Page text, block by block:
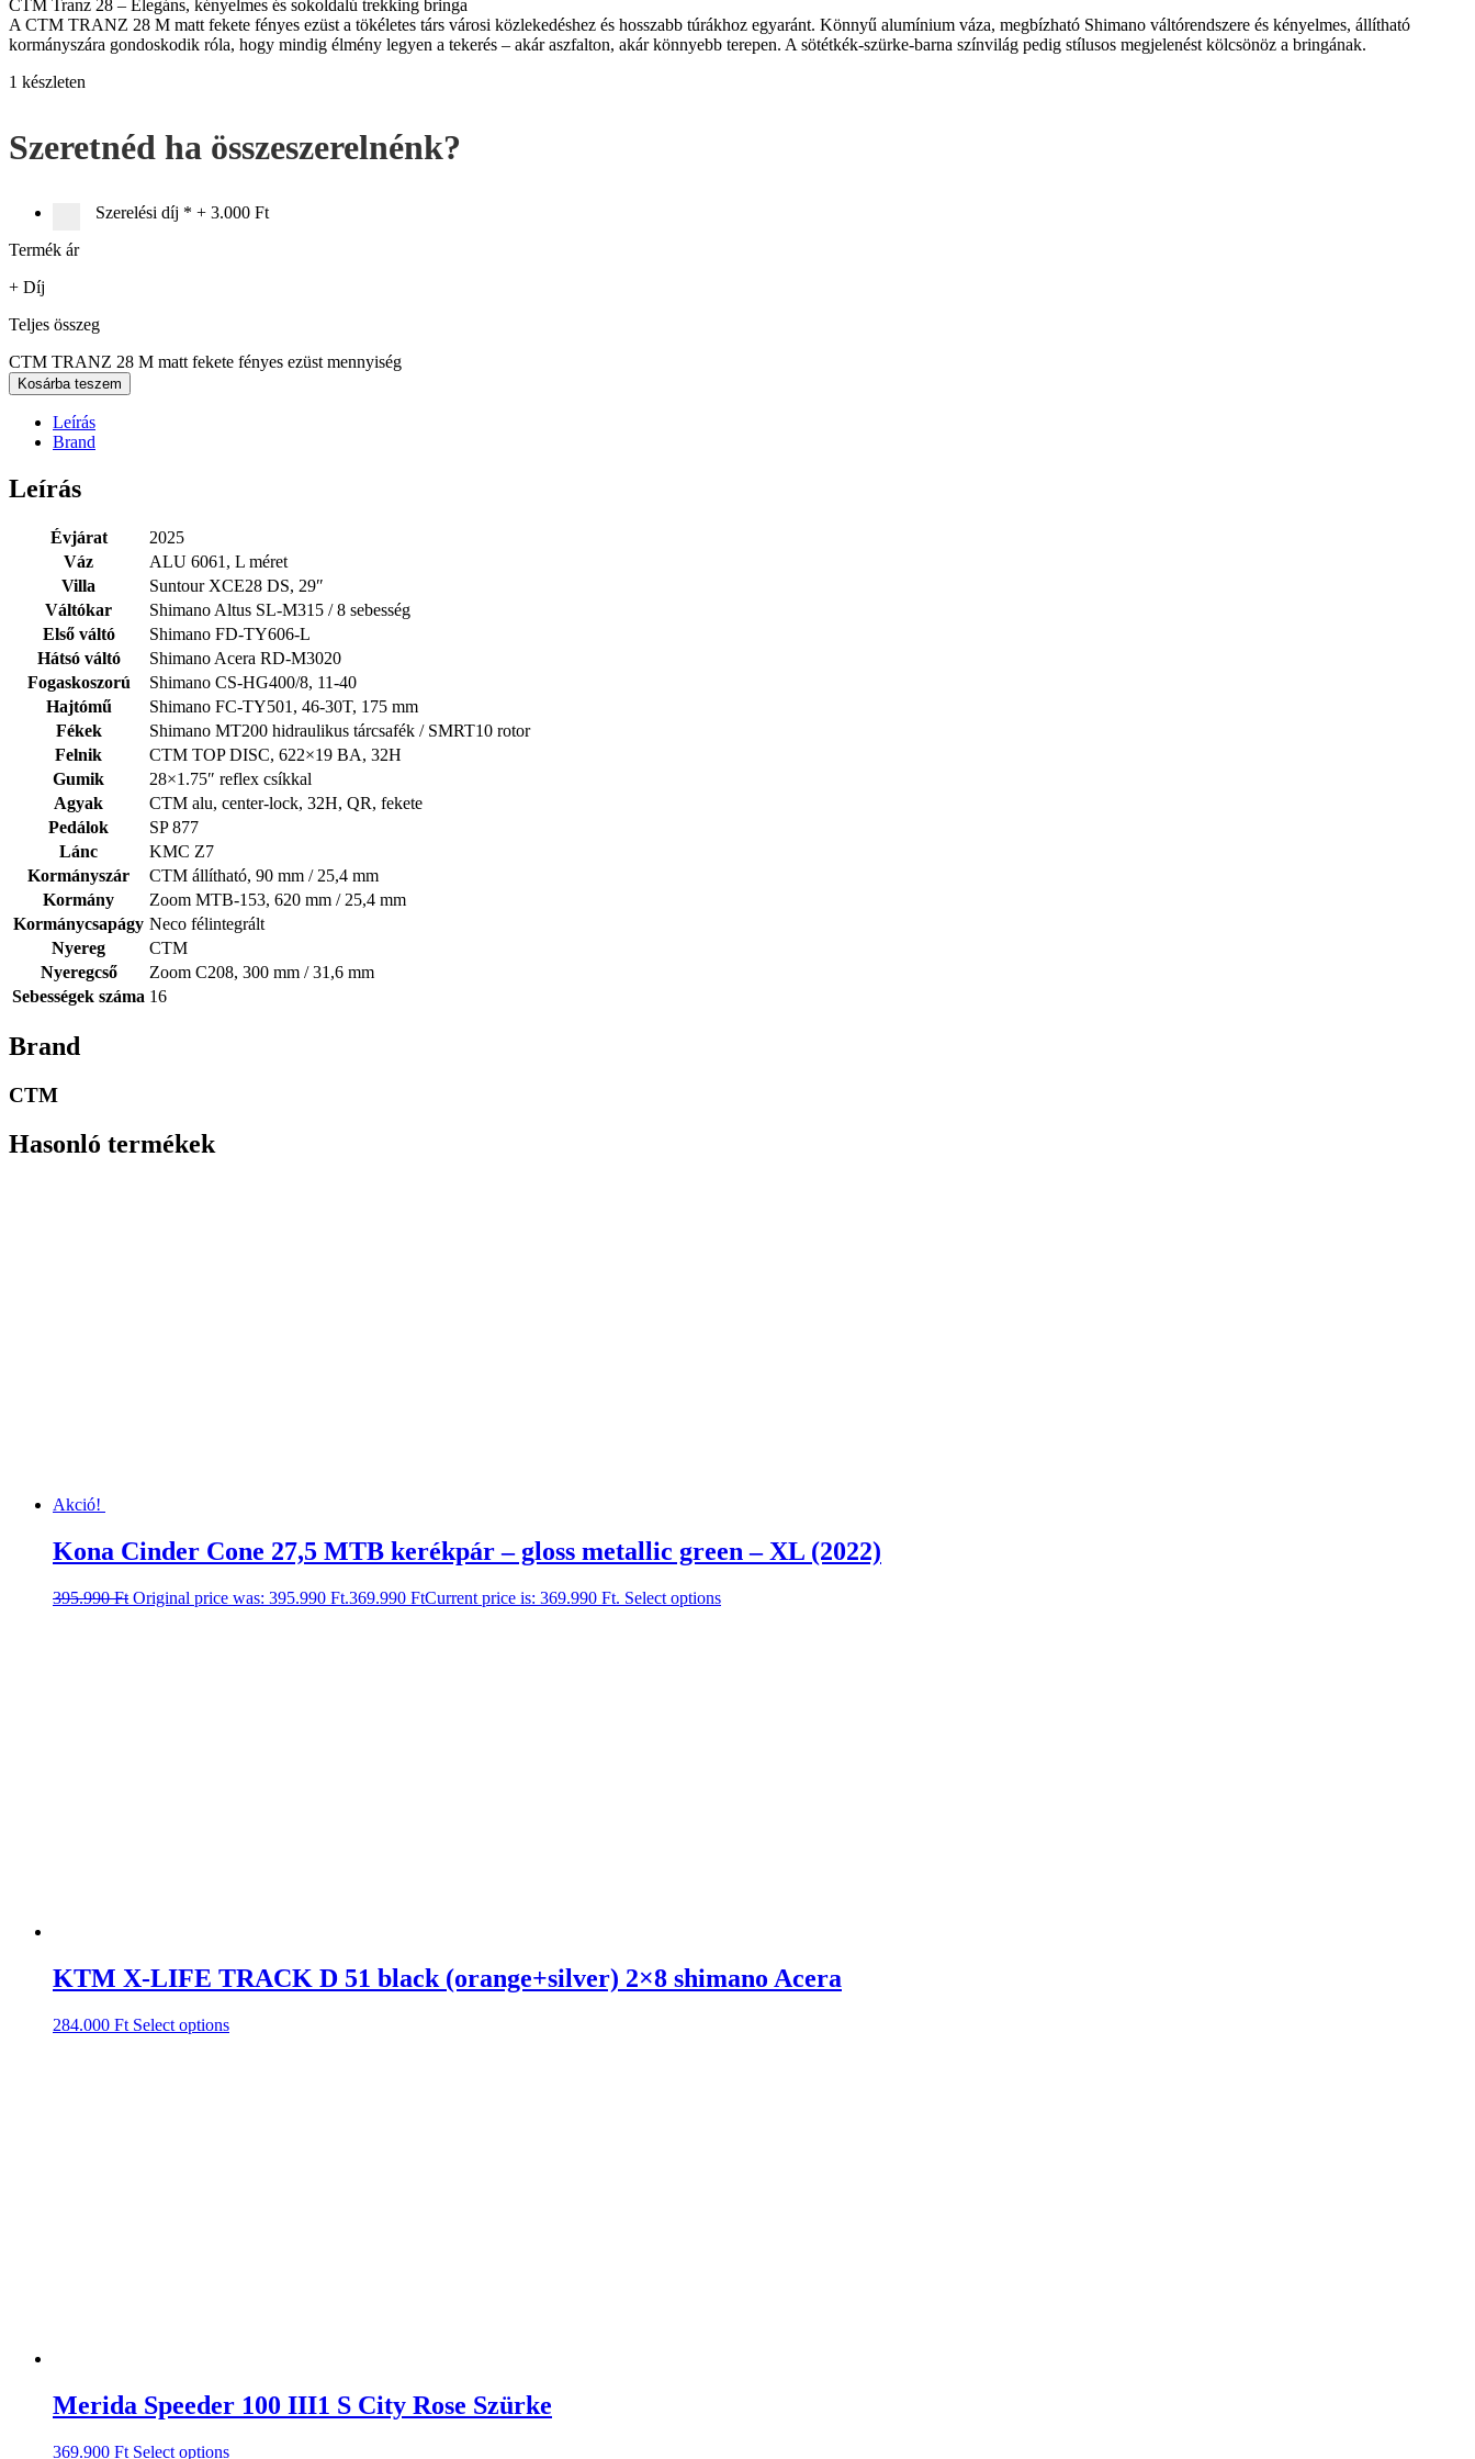
CTM Tranz 28 – Elegáns, kényelmes és sokoldalú trekking bringa
A CTM TRANZ 28 M matt fekete fényes ezüst a tökéletes társ városi közlekedéshez és hosszabb túrákhoz egyaránt. Könnyű alumínium váza, megbízható Shimano váltórendszere és kényelmes, állítható
kormányszára gondoskodik róla, hogy mindig élmény legyen a tekerés – akár aszfalton, akár könnyebb terepen. A sötétkék-szürke-barna színvilág pedig stílusos megjelenést kölcsönöz a bringának.
1 készleten
Szeretnéd ha összeszerelnénk?
Szerelési díj * + 3.000 Ft
Termék ár
+ Díj
Teljes összeg
CTM TRANZ 28 M matt fekete fényes ezüst mennyiség
Kosárba teszem
Leírás
Brand
Leírás
Évjárat
2025
Váz
ALU 6061, L méret
Villa
Suntour XCE28 DS, 29″
Váltókar
Shimano Altus SL-M315 / 8 sebesség
Első váltó
Shimano FD-TY606-L
Hátsó váltó
Shimano Acera RD-M3020
Fogaskoszorú
Shimano CS-HG400/8, 11-40
Hajtómű
Shimano FC-TY501, 46-30T, 175 mm
Fékek
Shimano MT200 hidraulikus tárcsafék / SMRT10 rotor
Felnik
CTM TOP DISC, 622×19 BA, 32H
Gumik
28×1.75″ reflex csíkkal
Agyak
CTM alu, center-lock, 32H, QR, fekete
Pedálok
SP 877
Lánc
KMC Z7
Kormányszár
CTM állítható, 90 mm / 25,4 mm
Kormány
Zoom MTB-153, 620 mm / 25,4 mm
Kormánycsapágy Neco félintegrált
Nyereg
CTM
Nyeregcső
Zoom C208, 300 mm / 31,6 mm
Sebességek száma 16
Brand
CTM
Hasonló termékek
Akció!
Kona Cinder Cone 27,5 MTB kerékpár – gloss metallic green – XL (2022)
395.990Ft Original price was: 395.990 Ft.369.990 FtCurrent price is: 369.990 Ft. Select options
KTM X-LIFE TRACK D 51 black (orange+silver) 2×8 shimano Acera
284.000 Ft Select options
Merida Speeder 100 III1 S City Rose Szürke
369.900 Ft Select options